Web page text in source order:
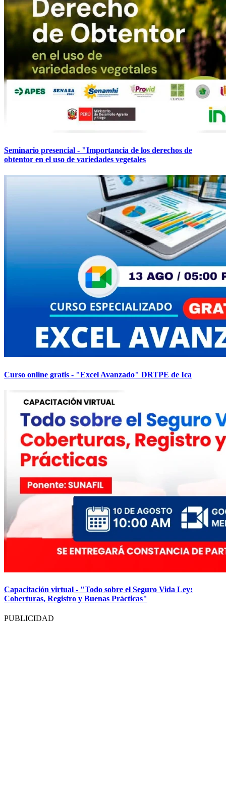
Seminario presencial - "Importancia de los derechos de
obtentor en el uso de variedades vegetales
Curso online gratis - "Excel Avanzado" DRTPE de Ica
Capacitación virtual - "Todo sobre el Seguro Vida Ley:
Coberturas, Registro y Buenas Prácticas"
PUBLICIDAD